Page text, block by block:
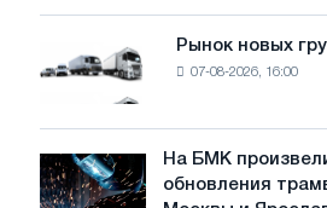
достижения
целей
обезуглероживания
Рынок
новых
грузовиков
в
июле
Рынок новых
07-08-2026, 16:00
На
БМК
На БМК
обновления